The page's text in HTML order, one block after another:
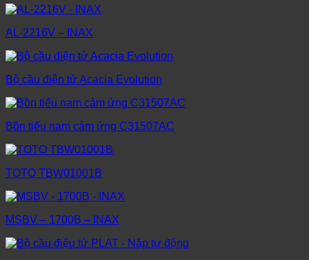
AL-2216V – INAX
Bộ cầu điện tử Acacia Evolution
Bồn tiểu nam cảm ứng C31507AC
TOTO TBW01001B
MSBV – 1700B – INAX